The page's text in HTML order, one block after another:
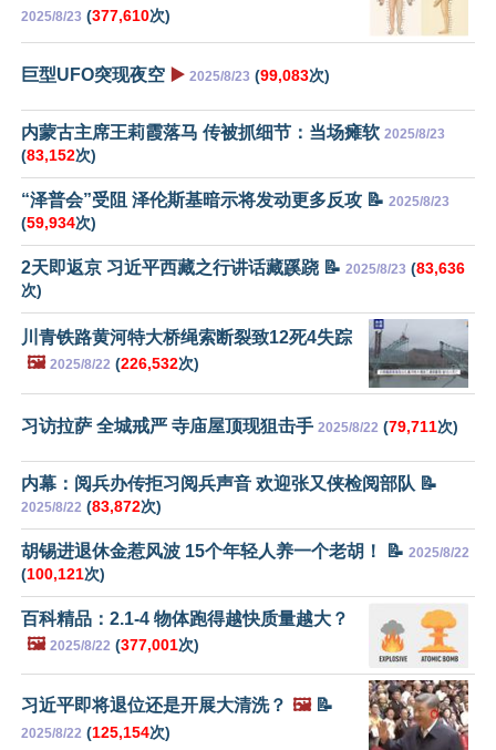
2025/8/23 (377,610次)
巨型UFO突现夜空 ▶️ 2025/8/23 (99,083次)
内蒙古主席王莉霞落马 传被抓细节：当场瘫软 2025/8/23
(83,152次)
“泽普会”受阻 泽伦斯基暗示将发动更多反攻 📝 2025/8/23
(59,934次)
2天即返京 习近平西藏之行讲话藏蹊跷 📝 2025/8/23 (83,636
次)
川青铁路黄河特大桥绳索断裂致12死4失踪
🖼️ 2025/8/22 (226,532次)
习访拉萨 全城戒严 寺庙屋顶现狙击手 2025/8/22 (79,711次)
内幕：阅兵办传拒习阅兵声音 欢迎张又侠检阅部队 📝
2025/8/22 (83,872次)
胡锡进退休金惹风波 15个年轻人养一个老胡！ 📝 2025/8/22
(100,121次)
百科精品：2.1-4 物体跑得越快质量越大？
🖼️ 2025/8/22 (377,001次)
习近平即将退位还是开展大清洗？ 🖼️📝
2025/8/22 (125,154次)